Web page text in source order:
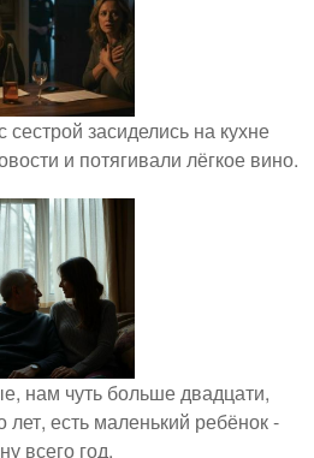
засиделись на кухне
и потягивали лёгкое вино.
нам чуть больше двадцати,
лет, есть маленький ребёнок -
всего год.